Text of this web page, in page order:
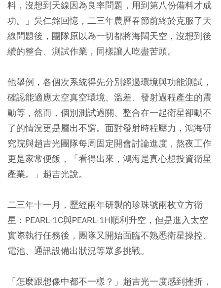
料，沒想到天線因為良率問題，用到第八份備料才成
功。」吳仁銘回憶，二三年農曆春節前終於克服了天
線問題後，團隊原以為一切都將海闊天空，沒想到後
續的整合、測試作業，同樣讓人吃盡苦頭。
他舉例，各個次系統得先分別經過環境與功能測試，
確認能適應太空真空環境、溫差、發射過程產生的震
動等，然而，個別測試過關、整合在一起衛星卻動不
了的情況更是層出不窮。面對發射時程壓力，鴻海研
究院與趙吉光團隊每周固定開會討論進度，熬夜工作
更是家常便飯，「看得出來，鴻海是真心想投資衛星
產業。」趙吉光說。
二三年十一月，歷經兩年研製的珍珠號兩枚立方衛
星：PEARL-1C與PEARL-1H順利升空，但是進入太空
實際執行任務後，團隊又開始面臨不熟悉衛星操控、
電池、通訊設備出狀況等眾多挑戰。
「怎麼跟想像中都不一樣？」趙吉光一度感到挫折，